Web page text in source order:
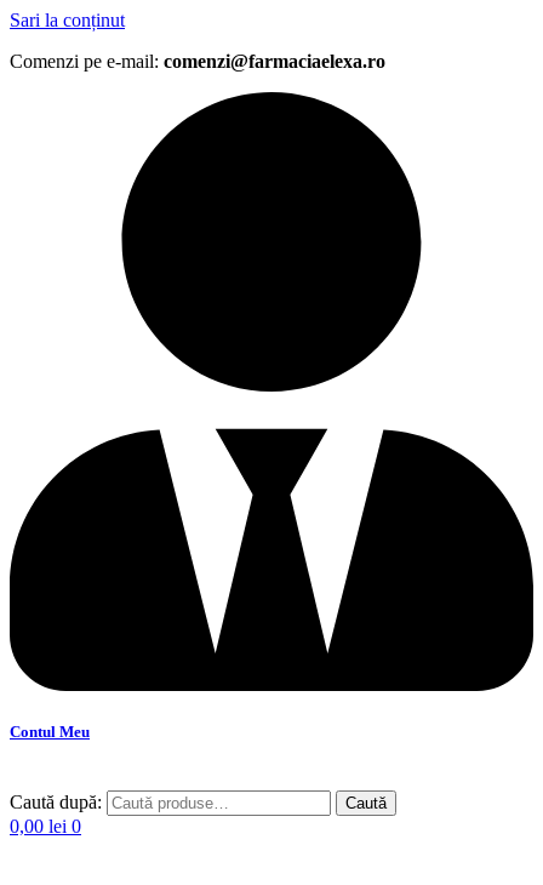
Sari la conținut
Comenzi pe e-mail: comenzi@farmaciaelexa.ro
Contul Meu
Caută după: Caută
0,00 lei 0